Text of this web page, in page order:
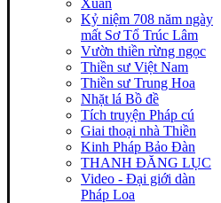
Xuân
Kỷ niệm 708 năm ngày
mất Sơ Tổ Trúc Lâm
Vườn thiền rừng ngọc
Thiền sư Việt Nam
Thiền sư Trung Hoa
Nhặt lá Bồ đề
Tích truyện Pháp cú
Giai thoại nhà Thiền
Kinh Pháp Bảo Đàn
THANH ĐĂNG LỤC
Video - Đại giới dàn
Pháp Loa